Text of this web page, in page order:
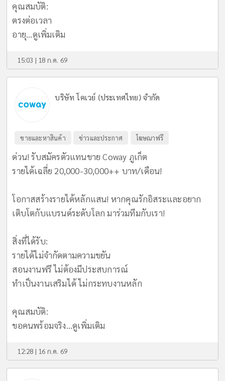
​คุณสมบัติ:
ตรงต่อเวลา
อายุ...ดูเพิ่มเติม
15:03 | 18 ก.ค. 69
บริษัท โคเวย์ (ประเทศไทย) จำกัด
ขายและหาสินค้า ข่าวและประกาศ โฆษณาฟรี
ด่วน! รับสมัครตัวแทนขาย Coway ภูเก็ต
รายได้เฉลี่ย 20,000-30,000++ บาท/เดือน!
​โอกาสสร้างรายได้หลักแสน! หากคุณรักอิสระและอยาก
เติบโตกับแบรนด์ระดับโลก มาร่วมทีมกับเรา!
​สิ่งที่ได้รับ:
รายได้ไม่จำกัดตามความขยัน
สอนงานฟรี ไม่ต้องมีประสบการณ์
ทำเป็นงานเสริมได้ ไม่กระทบงานหลัก
​คุณสมบัติ:
ขอคนพร้อมจริง...ดูเพิ่มเติม
12:28 | 16 ก.ค. 69